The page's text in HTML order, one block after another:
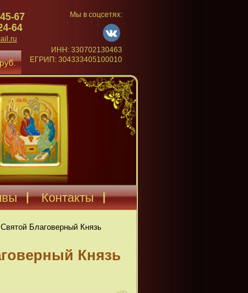
67
64
Мы в соцсетях:
ИНН: 330702130463
ЕГРИП: 304333405100010
Контакты
Благоверный Князь
Князь